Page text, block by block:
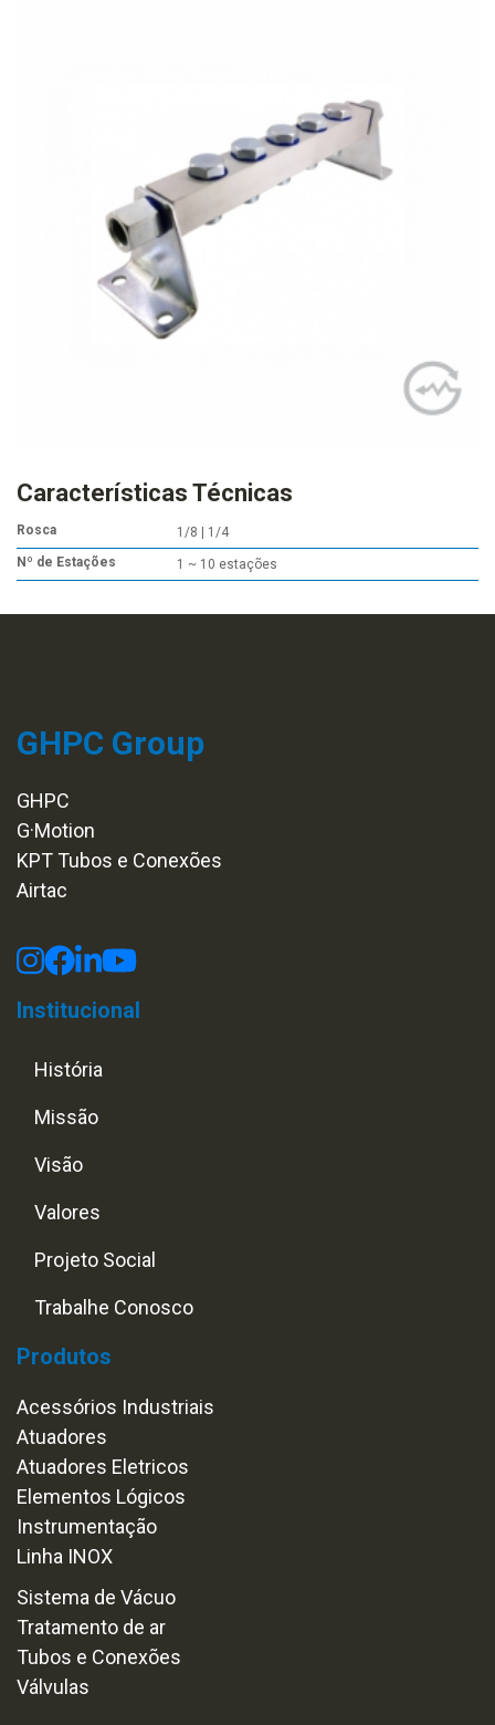
Características Técnicas
Rosca
1/8 | 1/4
Nº de Estações
1 ~ 10 estações
GHPC Group
GHPC
G·Motion
KPT Tubos e Conexões
Airtac
Institucional
História
Missão
Visão
Valores
Projeto Social
Trabalhe Conosco
Produtos
Acessórios Industriais
Atuadores
Atuadores Eletricos
Elementos Lógicos
Instrumentação
Linha INOX
Sistema de Vácuo
Tratamento de ar
Tubos e Conexões
Válvulas